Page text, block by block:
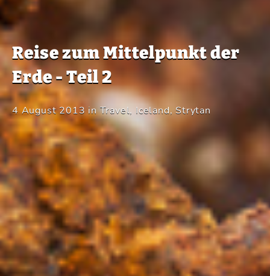
Reise zum Mittelpunkt der
Erde - Teil 2
4 August 2013in Travel, Iceland,Strytan